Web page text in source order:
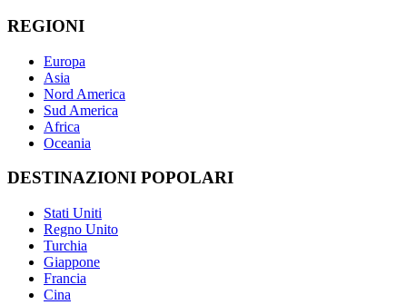
REGIONI
Europa
Asia
Nord America
Sud America
Africa
Oceania
DESTINAZIONI POPOLARI
Stati Uniti
Regno Unito
Turchia
Giappone
Francia
Cina